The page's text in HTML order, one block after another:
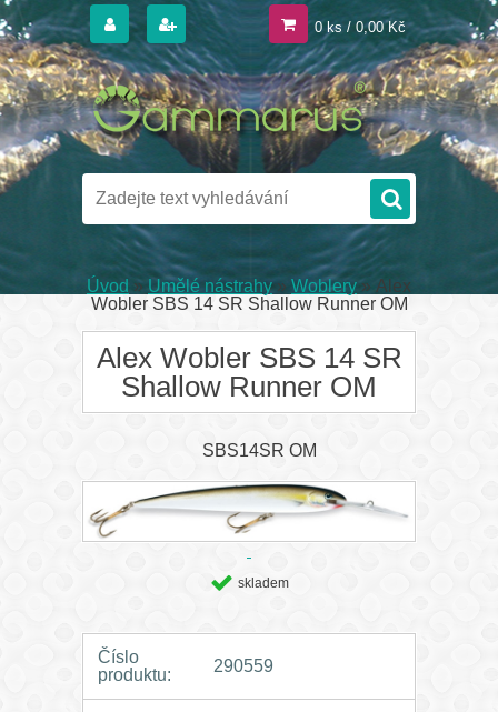
0 ks / 0,00 Kč
Úvod » Umělé nástrahy » Woblery » Alex
Wobler SBS 14 SR Shallow Runner OM
Alex Wobler SBS 14 SR
Shallow Runner OM
SBS14SR OM
skladem
Číslo
produktu:
290559